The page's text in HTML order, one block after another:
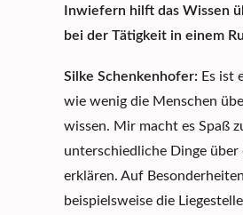
Inwiefern hilft das Wissen
bei der Tätigkeit in einem
Silke Schenkenhofer: Es ist
wie wenig die Menschen
wissen. Mir macht es Spaß
unterschiedliche Dinge über
erklären. Auf
beispielsweise die